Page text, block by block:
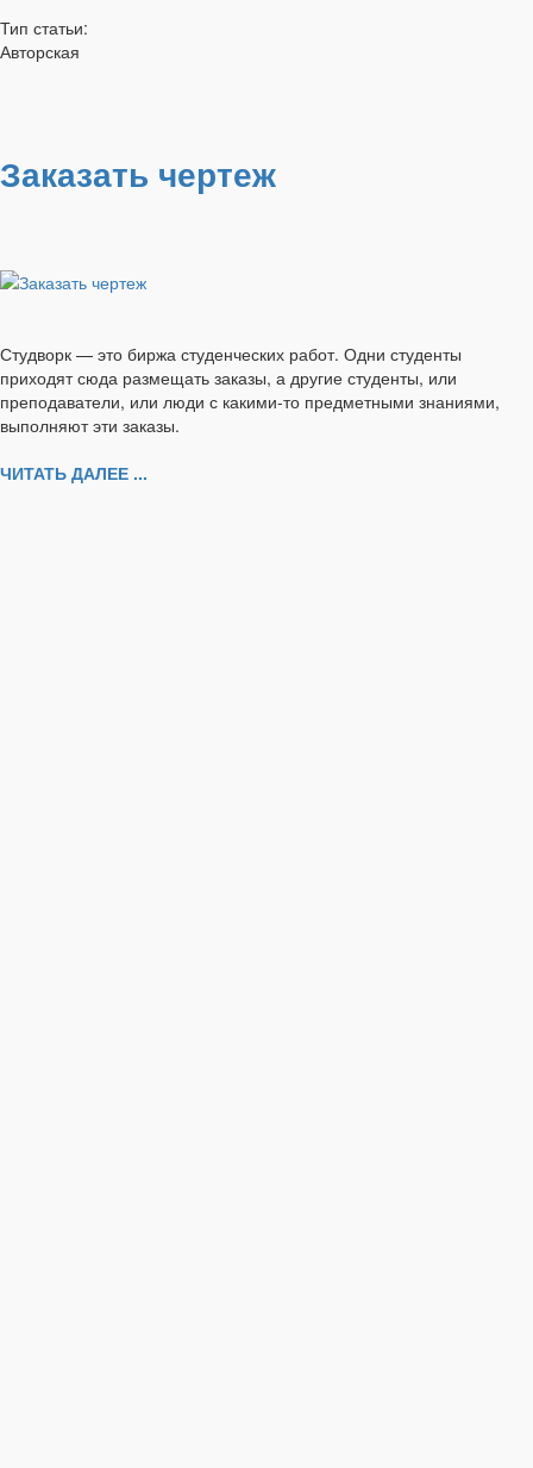
Тип статьи:
Авторская
Заказать чертеж
Студворк — это биржа студенческих работ. Одни студенты
приходят сюда размещать заказы, а другие студенты, или
преподаватели, или люди с какими-то предметными знаниями,
выполняют эти заказы.
ЧИТАТЬ ДАЛЕЕ ...